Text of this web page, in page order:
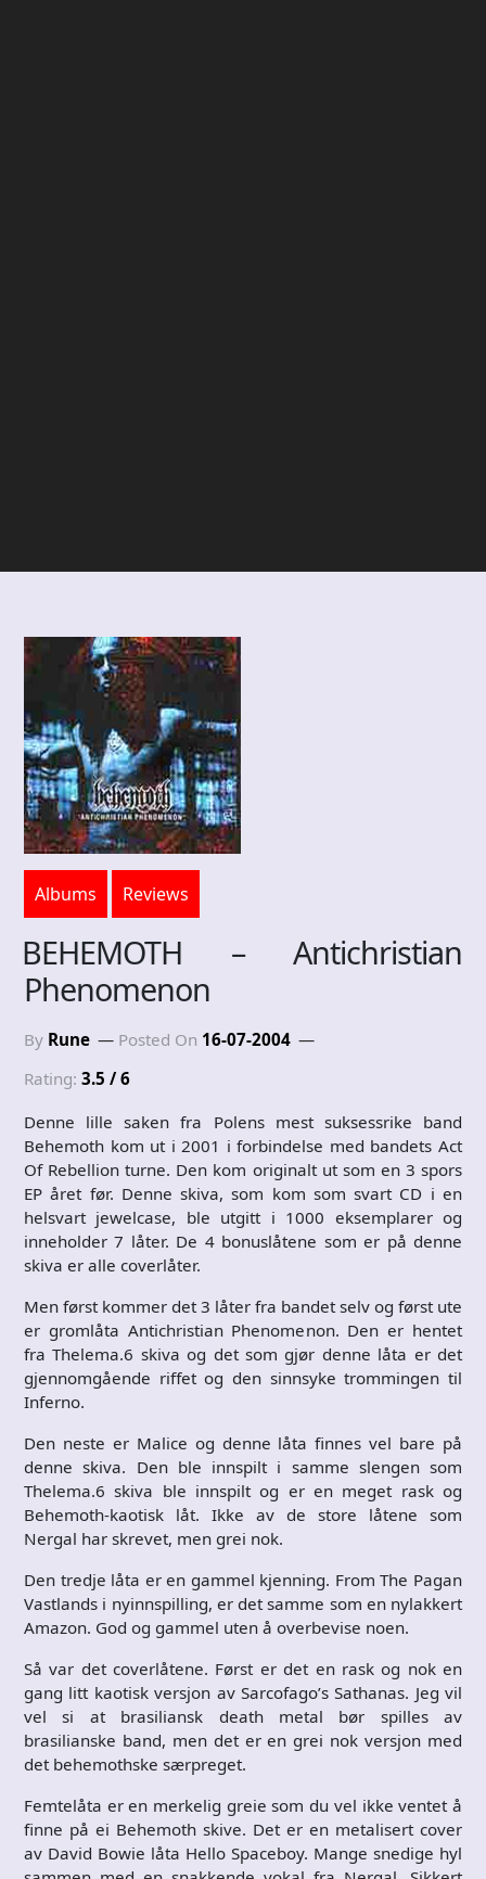
Albums Reviews
BEHEMOTH – Antichristian
Phenomenon
By Rune Posted On 16-07-2004
Rating: 3.5 / 6
Denne lille saken fra Polens mest suksessrike band
Behemoth kom ut i 2001 i forbindelse med bandets Act
Of Rebellion turne. Den kom originalt ut som en 3 spors
EP året før. Denne skiva, som kom som svart CD i en
helsvart jewelcase, ble utgitt i 1000 eksemplarer og
inneholder 7 låter. De 4 bonuslåtene som er på denne
skiva er alle coverlåter.
Men først kommer det 3 låter fra bandet selv og først ute
er gromlåta Antichristian Phenomenon. Den er hentet
fra Thelema.6 skiva og det som gjør denne låta er det
gjennomgående riffet og den sinnsyke trommingen til
Inferno.
Den neste er Malice og denne låta finnes vel bare på
denne skiva. Den ble innspilt i samme slengen som
Thelema.6 skiva ble innspilt og er en meget rask og
Behemoth-kaotisk låt. Ikke av de store låtene som
Nergal har skrevet, men grei nok.
Den tredje låta er en gammel kjenning. From The Pagan
Vastlands i nyinnspilling, er det samme som en nylakkert
Amazon. God og gammel uten å overbevise noen.
Så var det coverlåtene. Først er det en rask og nok en
gang litt kaotisk versjon av Sarcofago’s Sathanas. Jeg vil
vel si at brasiliansk death metal bør spilles av
brasilianske band, men det er en grei nok versjon med
det behemothske særpreget.
Femtelåta er en merkelig greie som du vel ikke ventet å
finne på ei Behemoth skive. Det er en metalisert cover
av David Bowie låta Hello Spaceboy. Mange snedige hyl